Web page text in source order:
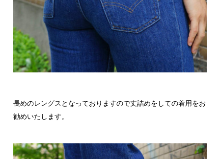
長めのレングスとなっておりますので丈詰めをしての着用をお
勧めいたします。